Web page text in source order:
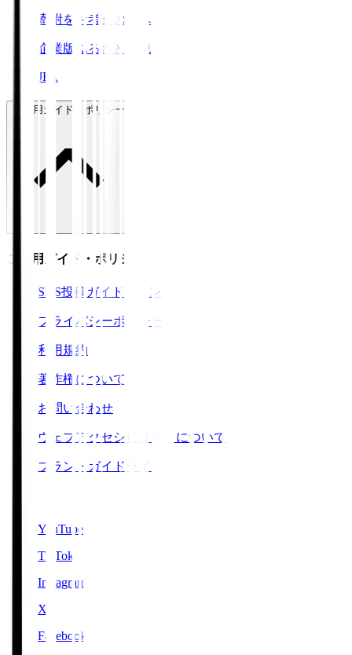
寄附をお考えの方へ
企業版ふるさと納税
JFA
ご利用ガイド・ポリシー
ご利用ガイド・ポリシー
SNS投稿ガイドライン
プライバシーポリシー
利用規約
著作権について
お問い合わせ
ウェブアクセシビリティについて
ブランドガイドライン
YouTube
TikTok
Instagram
X
Facebook